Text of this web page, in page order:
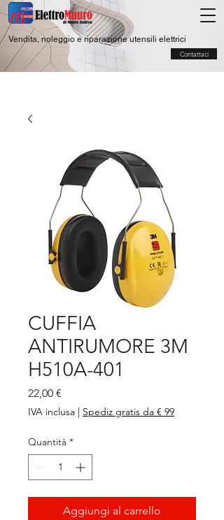
Vendita, noleggio e riparazione utensili elettrici
Contattaci
CUFFIA
ANTIRUMORE 3M
H510A-401
22,00 €
IVA inclusa | Spediz gratis da € 99
Quantità *
Aggiungi al carrello